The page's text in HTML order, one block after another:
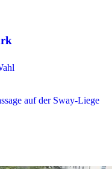
auf der Sway-Liege